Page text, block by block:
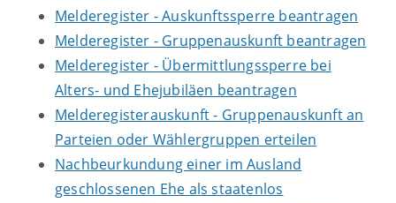
Melderegister - Auskunftssperre beantragen
Melderegister - Gruppenauskunft beantragen
Melderegister - Übermittlungssperre bei
Alters- und Ehejubiläen beantragen
Melderegisterauskunft - Gruppenauskunft an
Parteien oder Wählergruppen erteilen
Nachbeurkundung einer im Ausland
geschlossenen Ehe als staatenlos